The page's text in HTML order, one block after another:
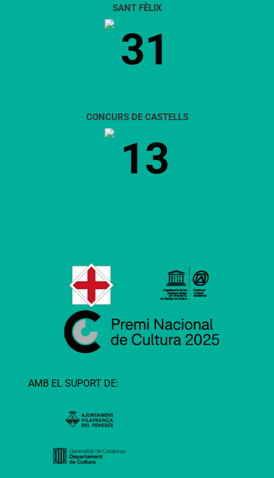
SANT FÈLIX
31
CONCURS DE CASTELLS
13
AMB EL SUPORT DE: